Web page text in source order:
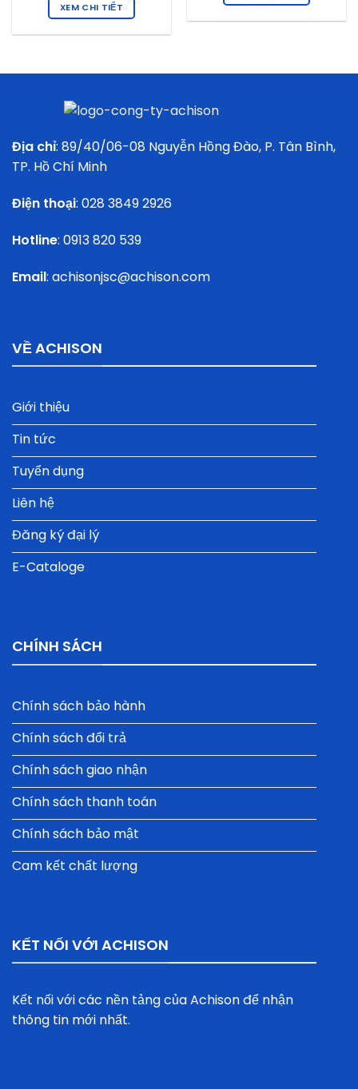
XEM CHI TIẾT
Địa chỉ: 89/40/06-08 Nguyễn Hồng Đào, P. Tân Bình,
TP. Hồ Chí Minh
Điện thoại: 028 3849 2926
Hotline: 0913 820 539
Email: achisonjsc@achison.com
VỀ ACHISON
Giới thiệu
Tin tức
Tuyển dụng
Liên hệ
Đăng ký đại lý
E-Cataloge
CHÍNH SÁCH
Chính sách bảo hành
Chính sách đổi trả
Chính sách giao nhận
Chính sách thanh toán
Chính sách bảo mật
Cam kết chất lượng
KẾT NỐI VỚI ACHISON
Kết nối với các nền tảng của Achison để nhận
thông tin mới nhất.